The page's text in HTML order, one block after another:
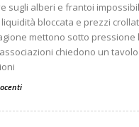
sugli alberi e frantoi
bloccata e prezzi
mettono sotto pressione
chiedono un